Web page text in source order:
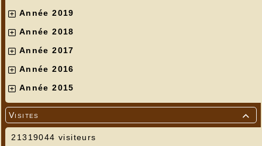
Année 2019
Année 2018
Année 2017
Année 2016
Année 2015

Visites
21319044 visiteurs